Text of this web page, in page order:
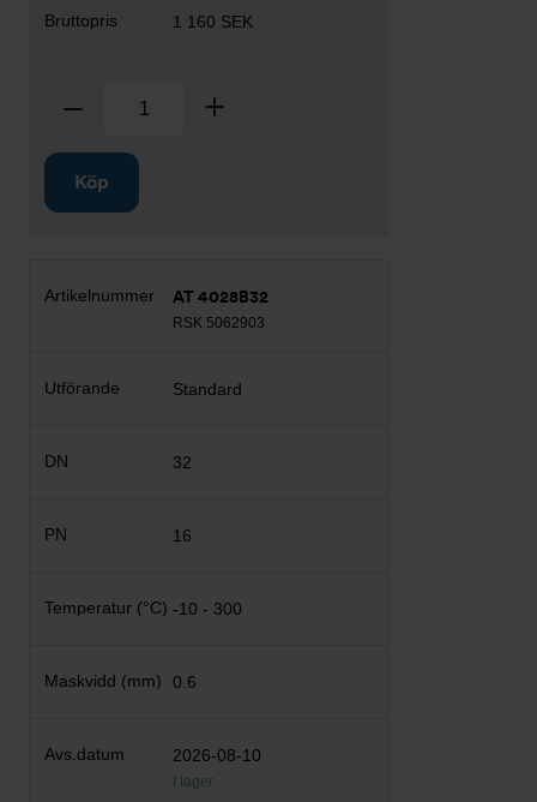
1 160 SEK
Ta bort
Köp
AT 4028B32
RSK 5062903
Standard
32
16
-10 - 300
0.6
2026-08-10
I lager